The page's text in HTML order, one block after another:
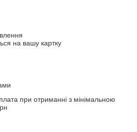
на вашу картку
при отриманні з мінімальною